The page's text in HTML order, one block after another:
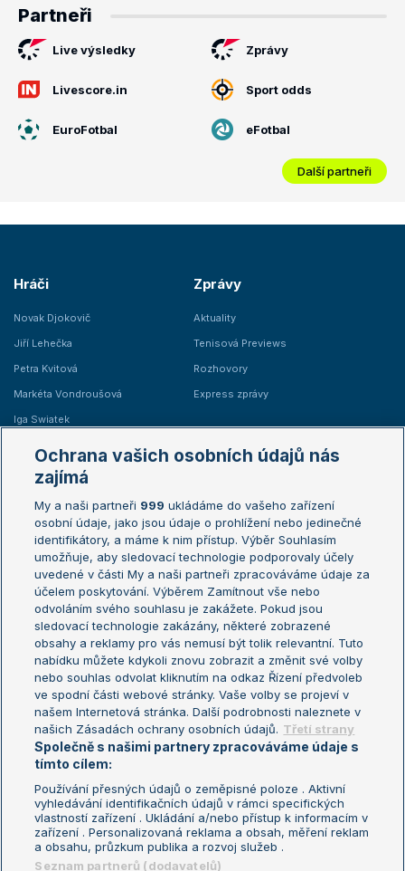
Partneři
Live výsledky Zprávy
Livescore.in Sport odds
EuroFotbal eFotbal
Další partneři
Hráči
Novak Djokovič
Jiří Lehečka
Petra Kvitová
Markéta Vondroušová
Iga Swiatek
Zprávy
Aktuality
Tenisová Previews
Rozhovory
Express zprávy
Žebříčky
Žebříček ATP (muži)
Žebříček WTA (ženy)
Sázkařský žebříček
Australian Open
French Open
Wimbledon
US Open
Turnaj mistrů
Turnaj mistryň
Aktualní trendy
Fotbalové přestupy
Livesport Daily
LS Prague Open
Podmínky užití
Nastavení soukromí
GDPR a žurnalistika
Reklama
Kontakt
Informace o zpracování osobních
údajů
Ochrana vašich osobních údajů nás
zajímá
My a naši partneři 999 ukládáme do vašeho zařízení
osobní údaje, jako jsou údaje o prohlížení nebo jedinečné
identifikátory, a máme k nim přístup. Výběr Souhlasím
umožňuje, aby sledovací technologie podporovaly účely
uvedené v části My a naši partneři zpracováváme údaje za
účelem poskytování. Výběrem Zamítnout vše nebo
odvoláním svého souhlasu je zakážete. Pokud jsou
sledovací technologie zakázány, některé zobrazené
obsahy a reklamy pro vás nemusí být tolik relevantní. Tuto
nabídku můžete kdykoli znovu zobrazit a změnit své volby
nebo souhlas odvolat kliknutím na odkaz Řízení předvoleb
ve spodní části webové stránky. Vaše volby se projeví v
našem Internetová stránka. Další podrobnosti naleznete v
našich Zásadách ochrany osobních údajů. Třetí strany
Společně s našimi partnery zpracováváme údaje s
tímto cílem:
Používání přesných údajů o zeměpisné poloze . Aktivní
vyhledávání identifikačních údajů v rámci specifických
vlastností zařízení . Ukládání a/nebo přístup k informacím v
zařízení . Personalizovaná reklama a obsah, měření reklam
a obsahu, průzkum publika a rozvoj služeb .
Seznam partnerů (dodavatelů)